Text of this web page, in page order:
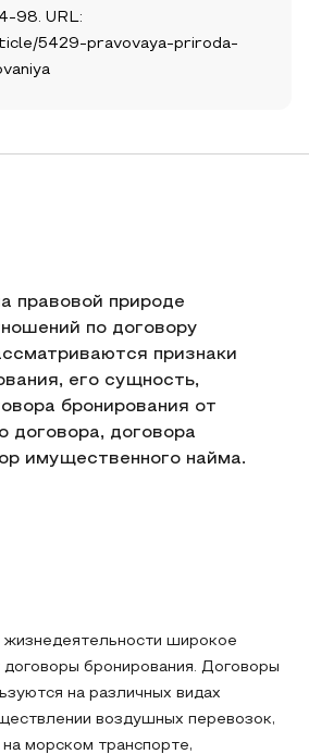
98. URL:
5429-pravovaya-priroda-
правовой природе
по договору
признаки
его сущность,
бронирования от
договора, договора
имущественного найма.
жизнедеятельности широкое
бронирования. Договоры
на различных видах
воздушных перевозок,
морском транспорте,